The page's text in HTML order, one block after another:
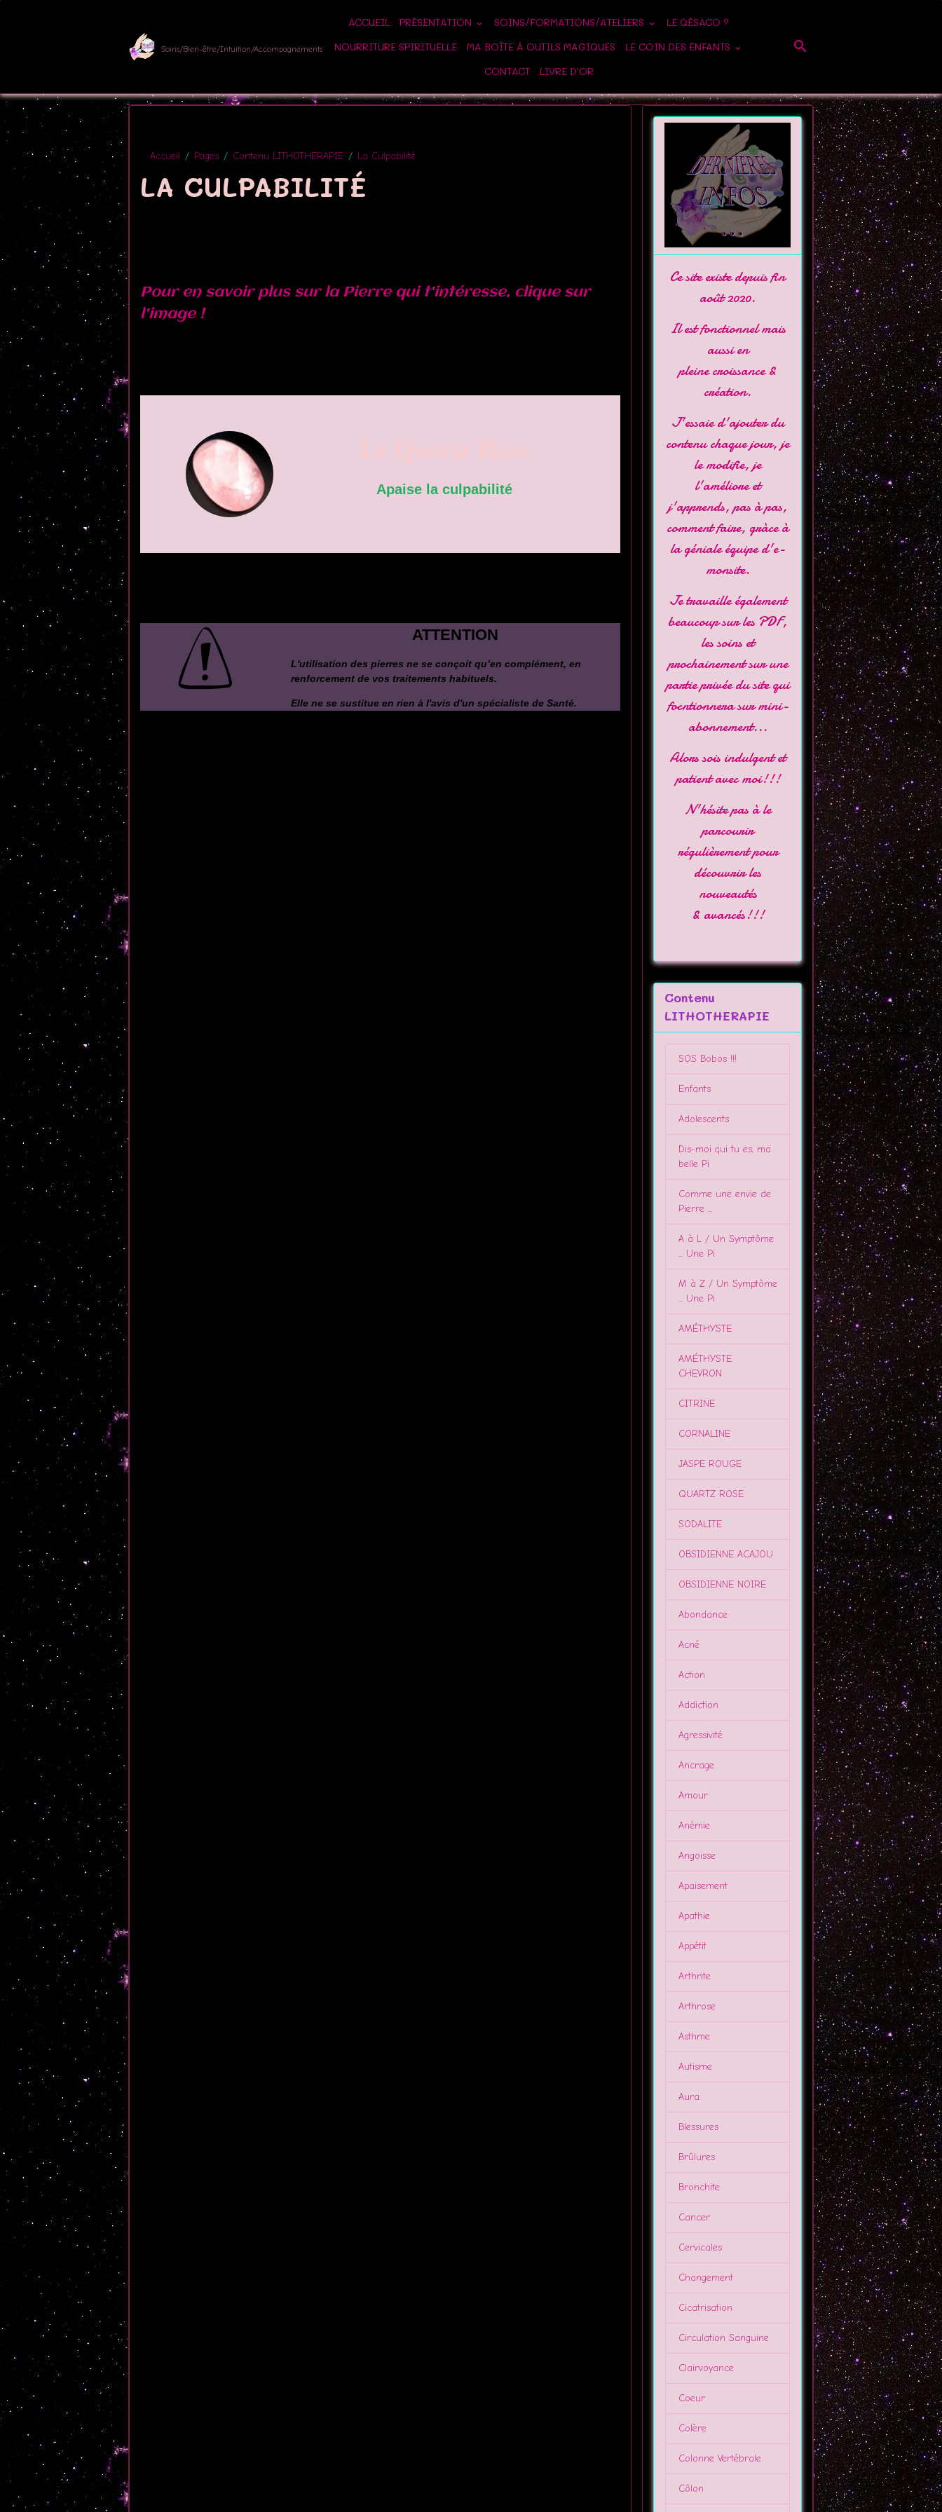
Soins/Bien-être/Intuition/Accompagnements
ACCUEIL PRÉSENTATION SOINS/FORMATIONS/ATELIERS
LE QÈSACO ?
NOURRITURE SPIRITUELLE
MA BOÎTE À OUTILS MAGIQUES
LE COIN DES ENFANTS
CONTACT
LIVRE D'OR
Accueil Pages Contenu LITHOTHERAPIE La Culpabilité
LA CULPABILITÉ
Pour en savoir plus sur la Pierre qui t'intéresse, clique sur
l'image !
Apaise la culpabilité
ATTENTION
L'utilisation des pierres ne se conçoit qu’en complément, en
renforcement de vos traitements habituels.
Elle ne se sustitue en rien à l'avis d'un spécialiste de Santé.
Ce site existe depuis fin
août 2020.
Il est fonctionnel mais
aussi en
pleine croissance &
création.
J'essaie d'ajouter du
contenu chaque jour, je
le modifie, je
l'améliore et
j'apprends, pas à pas,
comment faire, gràce à
la géniale équipe d'e-
monsite.
Je travaille également
beaucoup sur les PDF,
les soins et
prochainement sur une
partie privée du site qui
focntionnera sur mini-
abonnement...
Alors sois indulgent et
patient avec moi!!!
N'hésite pas à le
parcourir
régulièrement pour
découvrir les
nouveautés
& avancés!!!
Contenu
LITHOTHERAPIE
SOS Bobos !!!
Enfants
Adolescents
Dis-moi qui tu es, ma
belle Pi
Comme une envie de
Pierre ...
A à L / Un Symptôme
... Une Pi
M à Z / Un Symptôme
... Une Pi
AMÉTHYSTE
AMÉTHYSTE
CHEVRON
CITRINE
CORNALINE
JASPE ROUGE
QUARTZ ROSE
SODALITE
OBSIDIENNE ACAJOU
OBSIDIENNE NOIRE
Abondance
Acné
Action
Addiction
Agressivité
Ancrage
Amour
Anémie
Angoisse
Apaisement
Apathie
Appétit
Arthrite
Arthrose
Asthme
Autisme
Aura
Blessures
Brûlures
Bronchite
Cancer
Cervicales
Changement
Cicatrisation
Circulation Sanguine
Clairvoyance
Coeur
Colère
Colonne Vertébrale
Côlon